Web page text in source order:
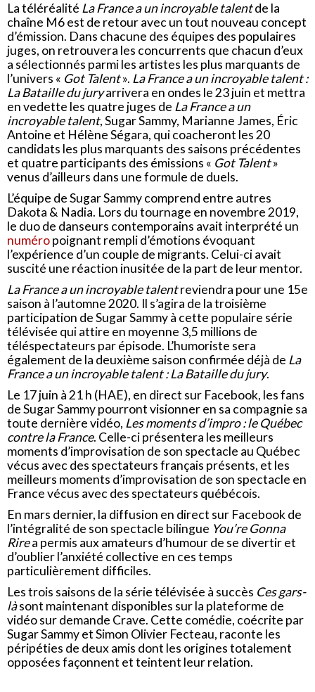
La téléréalité La France a un incroyable talentde la
chaîne M6 est de retour avec un tout nouveau concept
d’émission. Dans chacune des équipes des populaires
juges, on retrouvera les concurrents que chacun d’eux
a sélectionnés parmi les artistes les plus marquants de
l’univers « Got Talent». La France a un incroyable talent :
La Bataille du juryarrivera en ondes le 23 juin et mettra
en vedette les quatre juges de La France a un
incroyable talent, Sugar Sammy, Marianne James, Éric
Antoine et Hélène Ségara, qui coacheront les 20
candidats les plus marquants des saisons précédentes
et quatre participants des émissions « Got Talent»
venus d’ailleurs dans une formule de duels.
L’équipe de Sugar Sammy comprend entre autres
Dakota & Nadia. Lors du tournage en novembre 2019,
le duo de danseurs contemporains avait interprété un
numéropoignant rempli d’émotions évoquant
l’expérience d’un couple de migrants. Celui-ci avait
suscité une réaction inusitée de la part de leur mentor.
La France a un incroyable talentreviendra pour une 15e
saison à l’automne 2020. Il s’agira de la troisième
participation de Sugar Sammy à cette populaire série
télévisée qui attire en moyenne 3,5 millions de
téléspectateurs par épisode. L’humoriste sera
également de la deuxième saison confirmée déjà de La
France a un incroyable talent : La Bataille du jury.
Le 17 juin à 21 h (HAE), en direct sur Facebook, les fans
de Sugar Sammy pourront visionner en sa compagnie sa
toute dernière vidéo, Les moments d’impro : le Québec
contre la France. Celle-ci présentera les meilleurs
moments d’improvisation de son spectacle au Québec
vécus avec des spectateurs français présents, et les
meilleurs moments d’improvisation de son spectacle en
France vécus avec des spectateurs québécois.
En mars dernier, la diffusion en direct sur Facebook de
l’intégralité de son spectacle bilingue You’re Gonna
Rirea permis aux amateurs d’humour de se divertir et
d’oublier l’anxiété collective en ces temps
particulièrement difficiles.
Les trois saisons de la série télévisée à succès Ces gars-
làsont maintenant disponibles sur la plateforme de
vidéo sur demande Crave. Cette comédie, coécrite par
Sugar Sammy et Simon Olivier Fecteau, raconte les
péripéties de deux amis dont les origines totalement
opposées façonnent et teintent leur relation.